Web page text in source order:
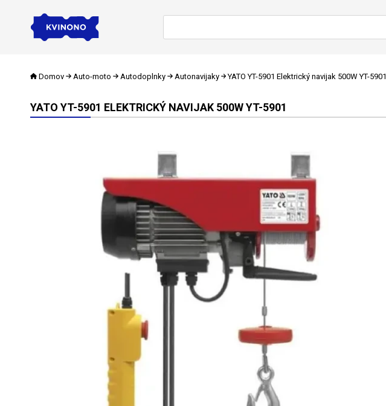
Domov Auto-moto Autodoplnky Autonavijaky YATO YT-5901 Elektrický navijak 500W YT-5901
YATO YT-5901 ELEKTRICKÝ NAVIJAK 500W YT-5901